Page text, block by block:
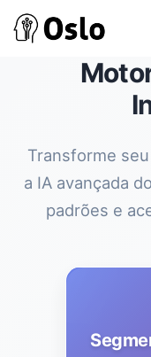
Transforme
a IA avançada
padrões e